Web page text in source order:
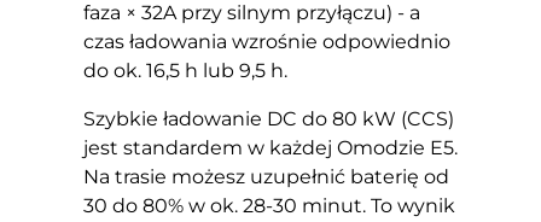
faza × 32A przy silnym przyłączu) - a
czas ładowania wzrośnie odpowiednio
do ok. 16,5 h lub 9,5 h.
Szybkie ładowanie DC do 80 kW (CCS)
jest standardem w każdej Omodzie E5.
Na trasie możesz uzupełnić baterię od
30 do 80% w ok. 28-30 minut. To wynik